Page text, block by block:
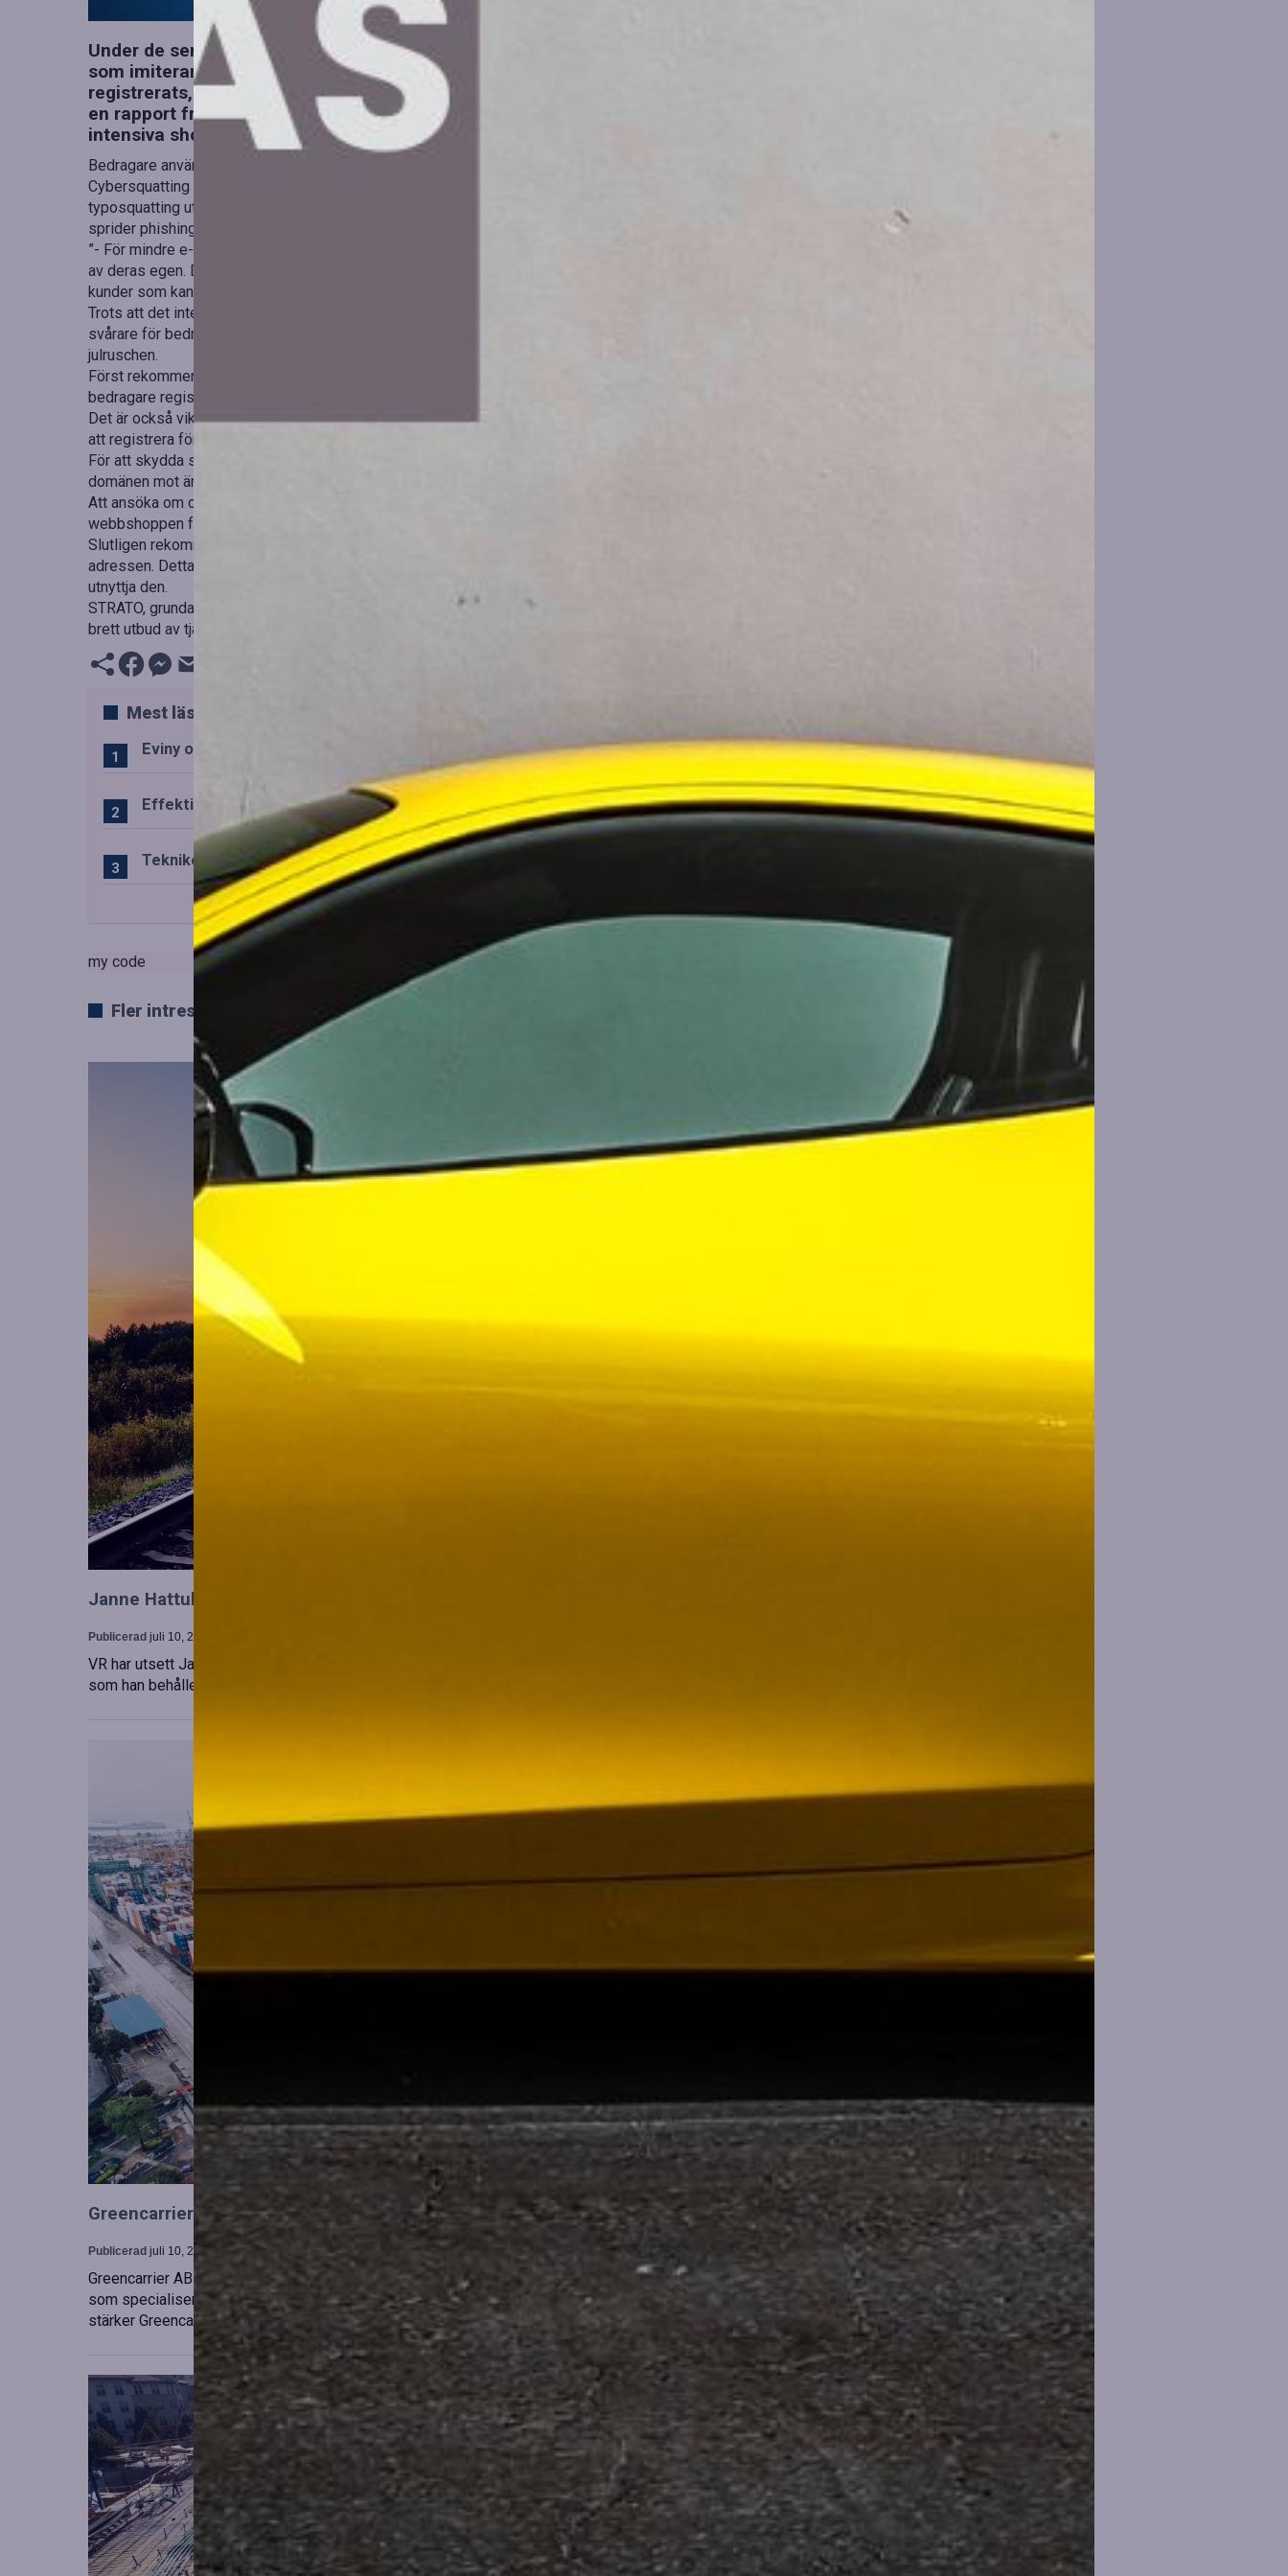
Under de senaste månaderna har en oroande ökning av domäner registrerats
som imiterar kända e-handelsvarumärken. Över 19 000 sådana domäner har
registrerats, varav nästan 3 000 har klassats som skadliga. Detta framgår av
en rapport från FortiGuard Labs, som varnar för cybersäkerhetshot under den
intensiva shoppingperioden.
Bedragare använder olika metoder som cybersquatting och typosquatting för att vilseleda kunder.
Cybersquatting innebär att adresser skapas som liknar etablerade varumärken, medan
typosquatting utnyttjar vanliga stavfel. Dessa metoder kan leda till att bedragarna stjäl trafik eller
sprider phishing.
”- För mindre e-handlare kan det vara förödande om kunder hamnar på en bluffsida som är en kopia
av deras egen. Det handlar inte bara om uteblivna intäkter, utan också om ett raserat förtroende från
kunder som kan ta väldigt lång tid att bygga upp igen,” säger en expert.
Trots att det inte finns något heltäckande skydd mot cyberhot finns det åtgärder som kan göra det
svårare för bedragare. En expert delar med sig av fem tips för att skydda varumärken under
julruschen.
Först rekommenderas att registrera vanliga felstavningar av domännamnet. Detta förhindrar att
bedragare registrerar snarlika adresser och vilseleder kunder.
Det är också viktigt att tänka bredare än endast .se-domäner. Även .com och .nu kan vara värdefulla
att registrera för att hindra andra från att utnyttja varumärket.
För att skydda sig mot domänkapning bör företag aktivera ett extra säkerhetslager som låser
domänen mot ändringar. Detta gör det svårare för obehöriga att ta kontroll över domännamnet.
Att ansöka om certifieringen Trygg e-handel kan öka tryggheten för kunder. Certifieringen visar att
webbshoppen följer krav på säkerhet och laglydighet.
Slutligen rekommenderas att sätta upp bevakning för nya domänregistreringar som liknar den egna
adressen. Detta gör det möjligt att tidigt upptäcka misstänkt aktivitet och agera innan bedragare kan
utnyttja den.
STRATO, grundat 1997, är ett av Europas största webbhotell med över 4 miljoner domäner och ett
brett utbud av tjänster för online-marknadsföring.
Mest lästa
Eviny och Statkraft förenar snabbladdningstjänster i Norden
Effektiv drift av trafiktekniska system i Sverige
Teknikens roll i den svenska spelupplevelsen
my code
Fler intressanta artiklar
Janne Hattula tillträder som ny ledare för VR City Traffic i Sverige och Finland
Publicerad juli 10, 2026
VR har utsett Janne Hattula att leda verksamheten för upphandlad kollektivtrafik i Sverige, samtidigt
som han behåller sitt ansvar i Finland. Detta sker i kölvattnet av Johan Oscarssons avsked från…
Greencarrier utökar sin verksamhet genom förvärv av Containerhandel CARU
Publicerad juli 10, 2026
Greencarrier AB har förvärvat en majoritetsandel i Containerhandel CARU AB, ett svenskt företag
som specialiserar sig på försäljning, uthyrning och skräddarsydda containerlösningar. Detta förvärv
stärker Greencarriers ställning inom containersektorn och…